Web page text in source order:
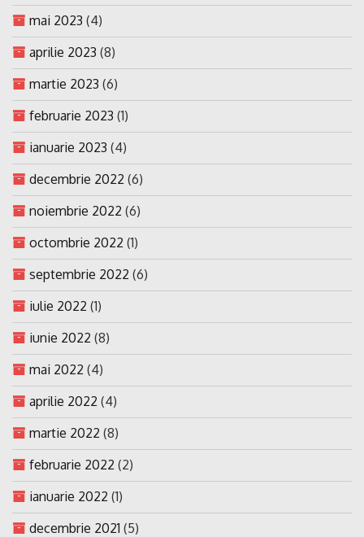
mai 2023 (4)
aprilie 2023 (8)
martie 2023 (6)
februarie 2023 (1)
ianuarie 2023 (4)
decembrie 2022 (6)
noiembrie 2022 (6)
octombrie 2022 (1)
septembrie 2022 (6)
iulie 2022 (1)
iunie 2022 (8)
mai 2022 (4)
aprilie 2022 (4)
martie 2022 (8)
februarie 2022 (2)
ianuarie 2022 (1)
decembrie 2021 (5)